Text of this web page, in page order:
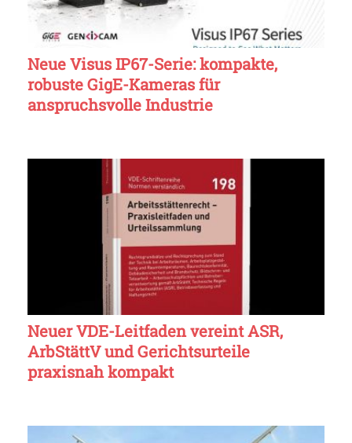
Neue Visus IP67-Serie: kompakte,
robuste GigE-Kameras für
anspruchsvolle Industrie
Neuer VDE-Leitfaden vereint ASR,
ArbStättV und Gerichtsurteile
praxisnah kompakt